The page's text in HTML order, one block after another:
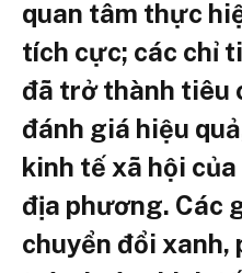
quan tâm thực
tích cực; các chỉ
đã trở thành tiêu
đánh giá hiệu
kinh tế xã hội
địa phương. Các
chuyển đổi